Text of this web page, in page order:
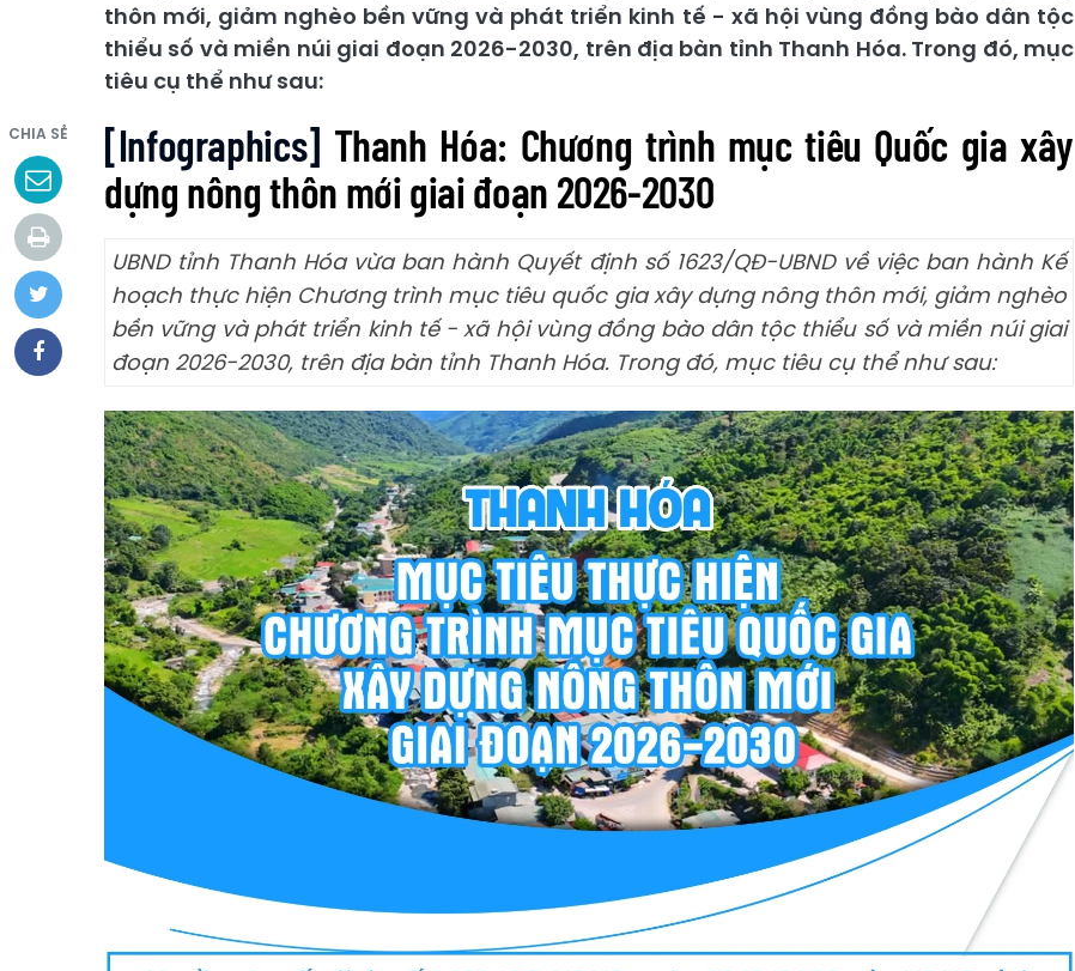
thôn mới, giảm nghèo bền vững và phát triển kinh tế - xã hội vùng đồng bào dân tộc
thiểu số và miền núi giai đoạn 2026-2030, trên địa bàn tỉnh Thanh Hóa. Trong đó, mục
tiêu cụ thể như sau:
CHIA SẺ [Infographics] Thanh Hóa: Chương trình mục tiêu Quốc gia xây
dựng nông thôn mới giai đoạn 2026-2030
UBND tỉnh Thanh Hóa vừa ban hành Quyết định số 1623/QĐ-UBND về việc ban hành Kế
hoạch thực hiện Chương trình mục tiêu quốc gia xây dựng nông thôn mới, giảm nghèo
bền vững và phát triển kinh tế - xã hội vùng đồng bào dân tộc thiểu số và miền núi giai
đoạn 2026-2030, trên địa bàn tỉnh Thanh Hóa. Trong đó, mục tiêu cụ thể như sau: